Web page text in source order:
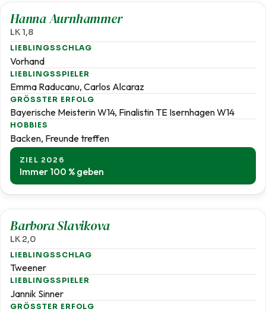
Hanna Aurnhammer
LK 1,8
LIEBLINGSSCHLAG
Vorhand
LIEBLINGSSPIELER
Emma Raducanu, Carlos Alcaraz
GRÖSSTER ERFOLG
Bayerische Meisterin W14, Finalistin TE Isernhagen W14
HOBBIES
Backen, Freunde treffen
ZIEL 2026
Immer 100 % geben
Barbora Slavikova
LK 2,0
LIEBLINGSSCHLAG
Tweener
LIEBLINGSSPIELER
Jannik Sinner
GRÖSSTER ERFOLG